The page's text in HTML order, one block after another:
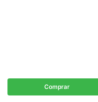
Comprar